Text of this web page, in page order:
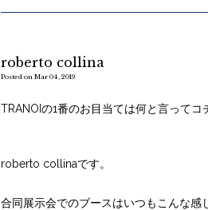
roberto collina
Posted on Mar 04, 2019
TRANOIの1番のお目当ては何と言ってコ
roberto collinaです。
合同展示会でのブースはいつもこんな感